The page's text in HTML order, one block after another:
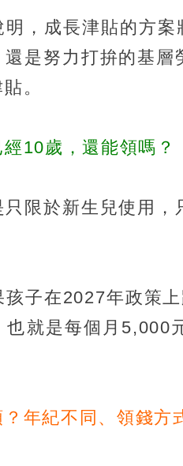
，成長津貼的方
是努力打拚的基
。
10歲，還能領嗎？
只限於新生兒使用
孩子在2027年政策
也就是每個月5,000
年紀不同、領錢方